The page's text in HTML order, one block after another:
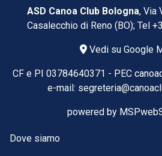
ASD Canoa Club Bologna, Via
Casalecchio di Reno (BO); Tel
Vedi su Google
CF e PI 03784640371 - PEC
e-mail:
powered by
Dove siamo